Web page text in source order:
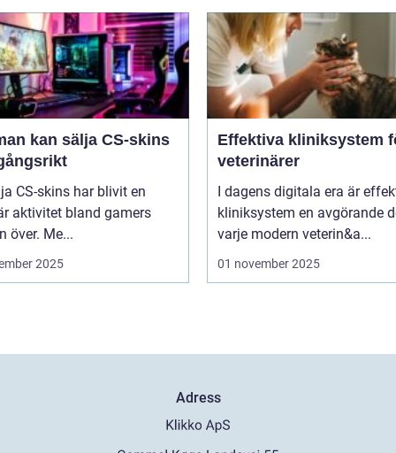
kan sälja CS-skins
CS-skins har blivit en
aktivitet bland gamers
över. Me...
2025
Effektiva kliniksystem
veterinärer
I dagens digitala era är
kliniksystem en avgörande
varje modern veterin&a...
01 november 2025
Adress